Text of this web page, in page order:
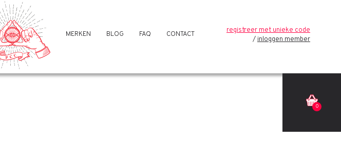
MERKEN BLOG FAQ CONTACT
registreer met unieke code
inloggen member
0